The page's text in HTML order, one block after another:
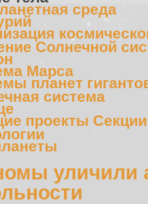
среда
Солнечной
Марса
планет
система
проекты Секции
уличили